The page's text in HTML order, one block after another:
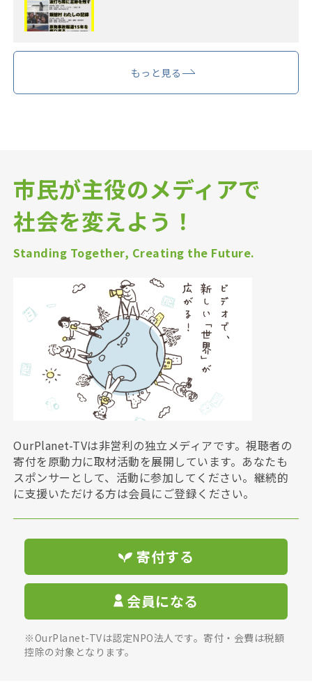
もっと見る
市民が主役のメディアで
社会を変えよう！
Standing Together, Creating the Future.
OurPlanet-TVは非営利の独立メディアです。視聴者の
寄付を原動力に取材活動を展開しています。あなたも
スポンサーとして、活動に参加してください。継続的
に支援いただける方は会員にご登録ください。
寄付する
会員になる
※OurPlanet-TVは認定NPO法人です。寄付・会費は税額
控除の対象となります。